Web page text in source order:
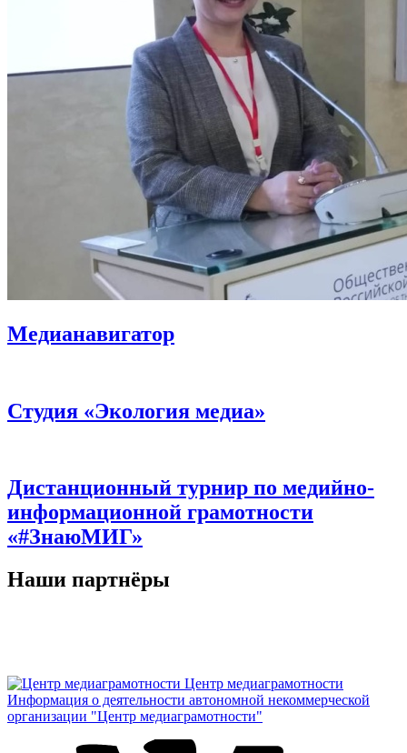
Медианавигатор
Студия «Экология медиа»
Дистанционный турнир по медийно-
информационной грамотности
«#ЗнаюМИГ»
Наши партнёры
Центр медиаграмотности
Информация о деятельности автономной некоммерческой
организации "Центр медиаграмотности"